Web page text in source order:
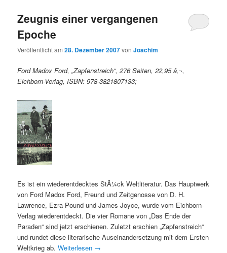
Zeugnis einer vergangenen
Epoche
Veröffentlicht am28. Dezember 2007vonJoachim
Ford Madox Ford, „Zapfenstreich“, 276 Seiten, 22,95 â‚¬,
Eichborn-Verlag, ISBN: 978-3821807133;
Es ist ein wiederentdecktes StÃ¼ck Weltliteratur. Das Hauptwerk
von Ford Madox Ford, Freund und Zeitgenosse von D. H.
Lawrence, Ezra Pound und James Joyce, wurde vom Eichborn-
Verlag wiederentdeckt. Die vier Romane von „Das Ende der
Paraden“ sind jetzt erschienen. Zuletzt erschien „Zapfenstreich“
und rundet diese literarische Auseinandersetzung mit dem Ersten
Weltkrieg ab.Weiterlesen →